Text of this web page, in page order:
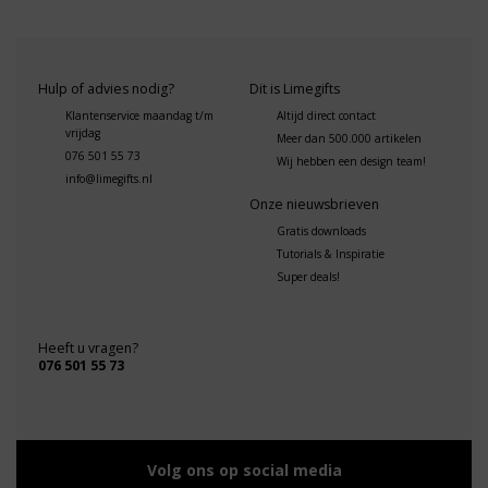
Hulp of advies nodig?
Klantenservice maandag t/m
vrijdag
076 501 55 73
info@limegifts.nl
Dit is Limegifts
Altijd direct contact
Meer dan 500.000 artikelen
Wij hebben een design team!
Onze nieuwsbrieven
Gratis downloads
Tutorials & Inspiratie
Super deals!
Heeft u vragen?
076 501 55 73
Volg ons op social media